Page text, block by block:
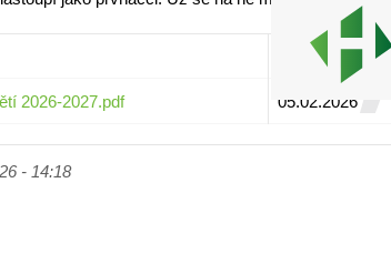
Poslední změna
2026-2027.pdf 05.02.2026
- 14:18